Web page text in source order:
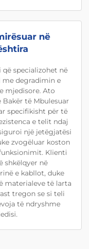
në
specializohet në
me degradimin e
mjedisore. Ato
të Mbulesuar
specifikisht për të
e telit ndaj
një jetëgjatësi
zvogëluar koston
Klienti
shkëlqyer në
e kabllot, duke
materialeve të larta
tregon se si teli
të ndryshme